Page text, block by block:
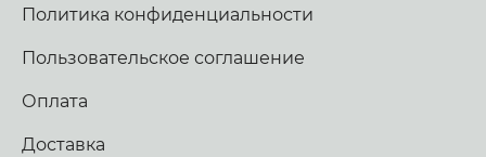
Политика конфиденциальности
Пользовательское соглашение
Оплата
Доставка